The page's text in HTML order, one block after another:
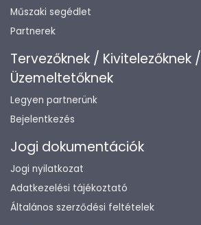
Műszaki segédlet
Partnerek
Tervezőknek / Kivitelezőknek /
Üzemeltetőknek
Legyen partnerünk
Bejelentkezés
Jogi dokumentációk
Jogi nyilatkozat
Adatkezelési tájékoztató
Általános szerződési feltételek